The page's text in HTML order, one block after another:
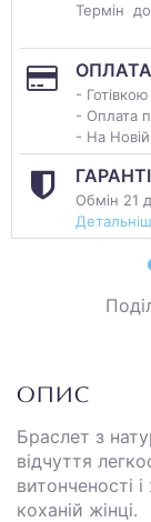
Термін
ОПЛАТА
-
- Оплата
- На
Обмін 21
ОПИС
Браслет з
відчуття
витонченості
коханій жінці.